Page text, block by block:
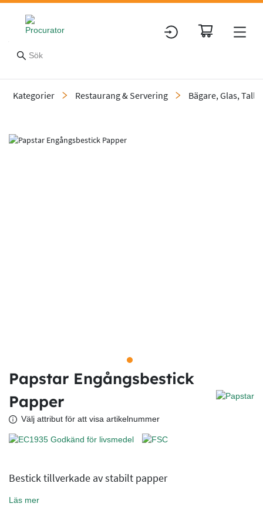
Kategorier Restaurang & Servering Bägare, Glas,
Slide 1 of 1
Papstar Engångsbestick
Papper
Välj attribut för att visa artikelnummer
Bestick tillverkade av stabilt papper
Läs mer